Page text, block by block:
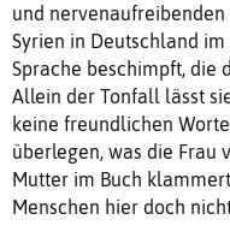
und
Syrien in Deutschland
Sprache beschimpft, die
Allein der Tonfall lässt
keine freundlichen
überlegen, was die Frau
Mutter im Buch
Menschen hier doch